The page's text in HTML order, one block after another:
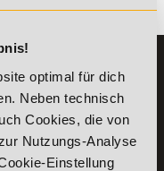
optimal für dich
Neben technisch
Cookies, die von
Nutzungs-Analyse
Einstellung
INFORMATIONEN
Die Academy
Lehr- und
Lernmethoden
PreisFAIRsprechen